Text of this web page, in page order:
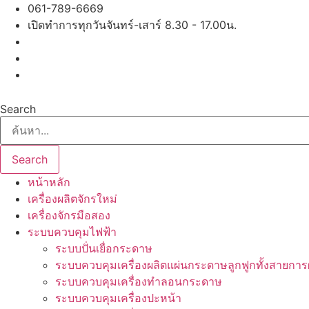
Skip
content
061-789-6669
เปิดทำการทุกวันจันทร์-เสาร์ 8.30 - 17.00น.
Search
Search
หน้าหลัก
เครื่องผลิตจักรใหม่
เครื่องจักรมือสอง
ระบบควบคุมไฟฟ้า
ระบบปั่นเยื่อกระดาษ
ระบบควบคุมเครื่องผลิตแผ่นกระดาษลูกฟูกทั้งสายกา
ระบบควบคุมเครื่องทำลอนกระดาษ
ระบบควบคุมเครื่องปะหน้า